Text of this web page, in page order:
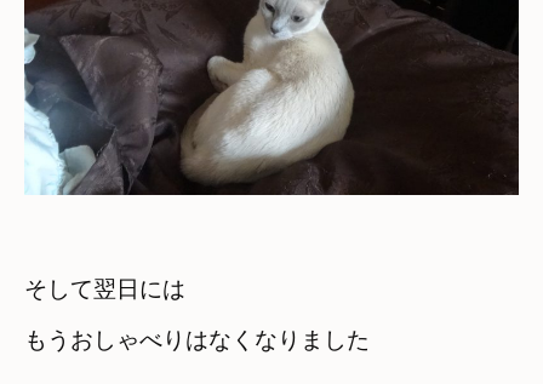
そして翌日には
もうおしゃべりはなくなりました